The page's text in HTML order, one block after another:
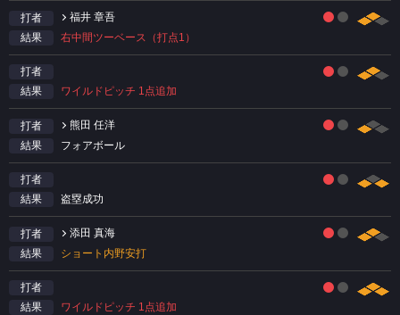
打者
福井 章吾
結果
右中間ツーベース（打点1）
打者
結果
ワイルドピッチ 1点追加
打者
熊田 任洋
結果
フォアボール
打者
結果
盗塁成功
打者
添田 真海
結果
ショート内野安打
打者
結果
ワイルドピッチ 1点追加